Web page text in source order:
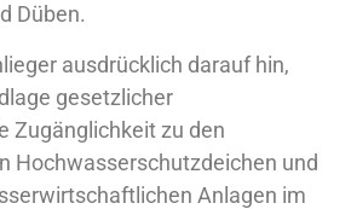
Düben.
ausdrücklich darauf hin,
gesetzlicher
Zugänglichkeit zu den
Hochwasserschutzdeichen und
Anlagen im